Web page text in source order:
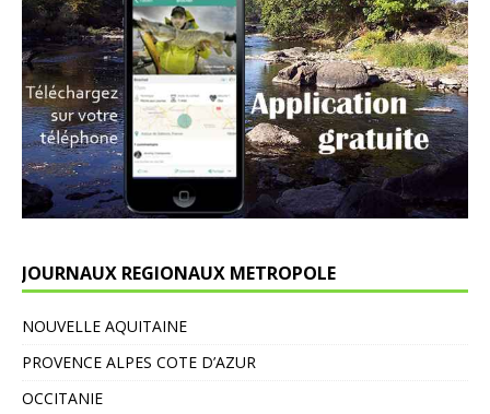
JOURNAUX REGIONAUX METROPOLE
NOUVELLE AQUITAINE
PROVENCE ALPES COTE D’AZUR
OCCITANIE